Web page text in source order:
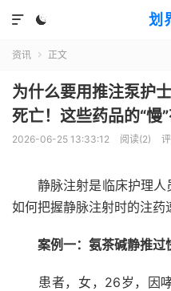
划


资讯  正文
为什么要用推注泵护
死亡！这些药品的“慢”
2026-06-25 13:33:12 阅读(2)
静脉注射是临床护理
如何把握静脉注射时的注药
案例一：氨茶碱静推过
患者，女，26岁，因